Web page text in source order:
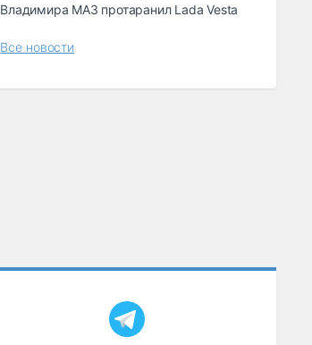
Владимира МАЗ протаранил Lada Vesta
Все новости